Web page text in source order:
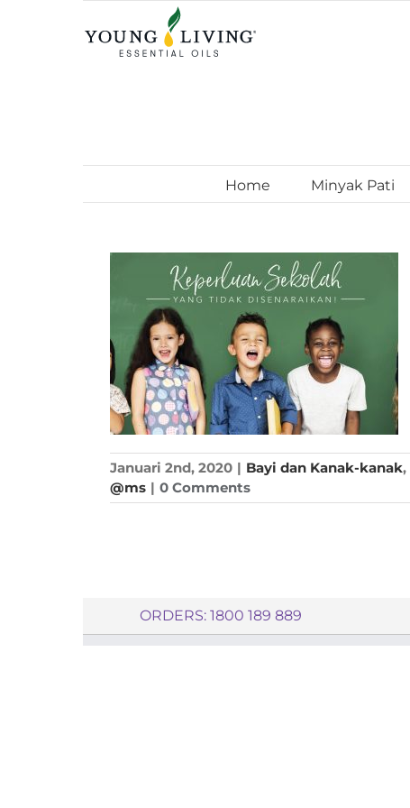
Home Minyak Pati
Januari 2nd, 2020 | Bayi dan Kanak-kanak,
@ms | 0 Comments
ORDERS: 1800 189 889